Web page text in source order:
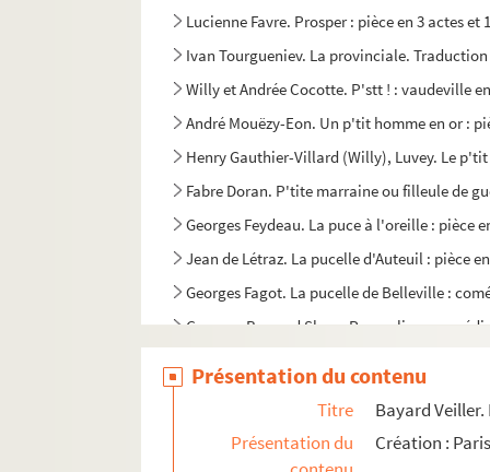
Lucienne Favre. Prosper : pièce en 3 actes et
Ivan Tourgueniev. La provinciale. Traduction
Willy et Andrée Cocotte. P'stt ! : vaudeville
André Mouëzy-Eon. Un p'tit homme en or :
Henry Gauthier-Villard (Willy), Luvey. Le
Fabre Doran. P'tite marraine ou filleule de
Georges Feydeau. La puce à l'oreille : pièce
Jean de Létraz. La pucelle d'Auteuil : pièce
Georges Fagot. La pucelle de Belleville :
Georges-Bernard Shaw. Pygmalion :
Brendan Behan. The quare fellow :
Présentation du contenu
Titre
Bayard Veiller.
Présentation du
Création :